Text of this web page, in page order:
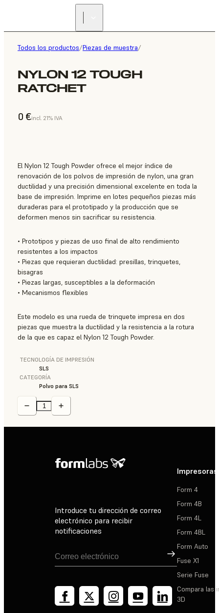
Todos los productos/Piezas de muestra/
NYLON 12 TOUGH
RATCHET
0 €incl. 21% IVA
El Nylon 12 Tough Powder ofrece el mejor índice de
renovación de los polvos de impresión de nylon, una gran
ductilidad y una precisión dimensional excelente en toda la
base de impresión. Imprime en lotes pequeños piezas más
duraderas para el prototipado y la producción que se
deformen menos sin sacrificar su resistencia.
• Prototipos y piezas de uso final de alto rendimiento
resistentes a los impactos
• Piezas que requieran ductilidad: presillas, trinquetes,
bisagras
• Piezas largas, susceptibles a la deformación
• Mecanismos flexibles
Este modelo es una rueda de trinquete impresa en dos
piezas que muestra la ductilidad y la resistencia a la rotura
de la que es capaz el Nylon 12 Tough Powder.
TECNOLOGÍA DE IMPRESIÓN
SLS
CATEGORÍA
Polvo para SLS
Introduce tu dirección de correo
electrónico para recibir
notificaciones
Suscribirse
Impresoras
Form 4
Form 4B
Form 4L
Form 4BL
Form Auto
Fuse X1
Serie Fuse
Compara las
3D